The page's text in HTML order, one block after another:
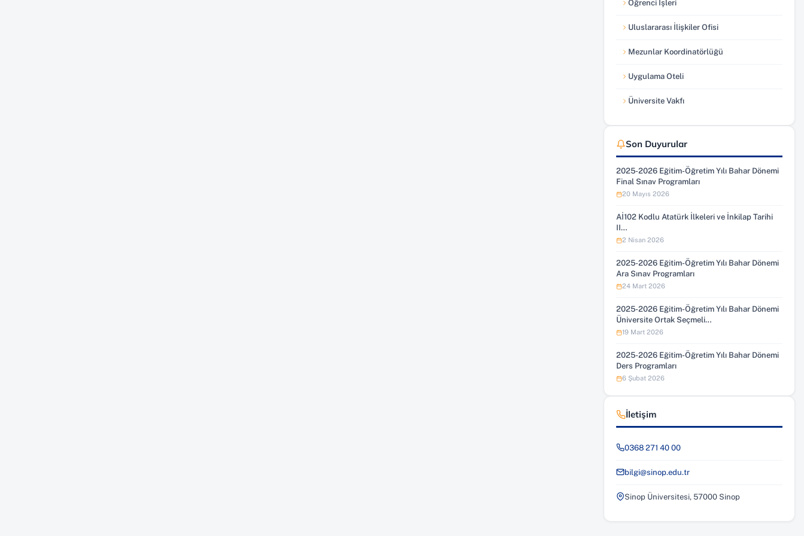
Öğrenci İşleri
(yeni sekmede açılır)
Uluslararası İlişkiler Ofisi
(yeni sekmede açılır)
Mezunlar Koordinatörlüğü
(yeni sekmede açılır)
Uygulama Oteli
(yeni sekmede açılır)
Üniversite Vakfı
(yeni sekmede açılır)
Son Duyurular
2025-2026 Eğitim-Öğretim Yılı Bahar Dönemi
Final Sınav Programları
20 Mayıs 2026
Aİ102 Kodlu Atatürk İlkeleri ve İnkilap Tarihi
II…
2 Nisan 2026
2025-2026 Eğitim-Öğretim Yılı Bahar Dönemi
Ara Sınav Programları
24 Mart 2026
2025-2026 Eğitim-Öğretim Yılı Bahar Dönemi
Üniversite Ortak Seçmeli…
19 Mart 2026
2025-2026 Eğitim-Öğretim Yılı Bahar Dönemi
Ders Programları
6 Şubat 2026
İletişim
0368 271 40 00
bilgi@sinop.edu.tr
Sinop Üniversitesi, 57000 Sinop